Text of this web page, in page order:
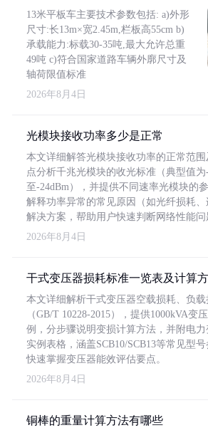
13米平板车主要技术参数包括: a)外形
尺寸:长13m×宽2.45m,栏板高55cm b)
承载能力:标载30-35吨,最大允许总重
49吨 c)符合国家道路车辆外廓尺寸及
轴荷限值标准
2026年8月4日
光模块接收功率多少是正常
本文详细解答光模块接收功率的正常范
点分析千兆光模块的收光标准（典型值为
至-24dBm），并提供不同速率光模块的
解释功率异常的常见原因（如光纤损耗、
解决方案，帮助用户快速判断网络性能问
2026年8月4日
干式变压器损耗标准一览表及计算
本文详细解析干式变压器空载损耗、负
（GB/T 10228-2015），提供1000kVA变
例，分步骤说明变损计算方法，并附电
实例表格，涵盖SCB10/SCB13等常见型
快速掌握变压器能效评估要点。
2026年8月4日
铜棒的重量计算方法有哪些